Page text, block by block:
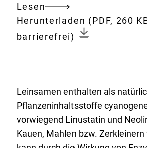
Lesen
Gesamtes
Dokument
Download:
Herunterladen blausaeure-
und-
(PDF, 260
barrierefrei)
Leinsamen enthalten als
Pflanzeninhaltsstoffe
vorwiegend Linustatin und
Kauen, Mahlen bzw.